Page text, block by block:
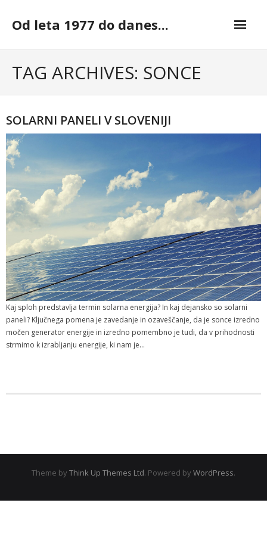
contentOd leta 1977 do danes...
TAG ARCHIVES: SONCE
SOLARNI PANELI V SLOVENIJI
Kaj sploh predstavlja termin solarna energija? In kaj dejansko so solarni
paneli? Ključnega pomena je zavedanje in ozaveščanje, da je sonce izredno
močen generator energije in izredno pomembno je tudi, da v prihodnosti
strmimo k izrabljanju energije, ki nam je…
Theme by Think Up Themes Ltd. Powered by WordPress.